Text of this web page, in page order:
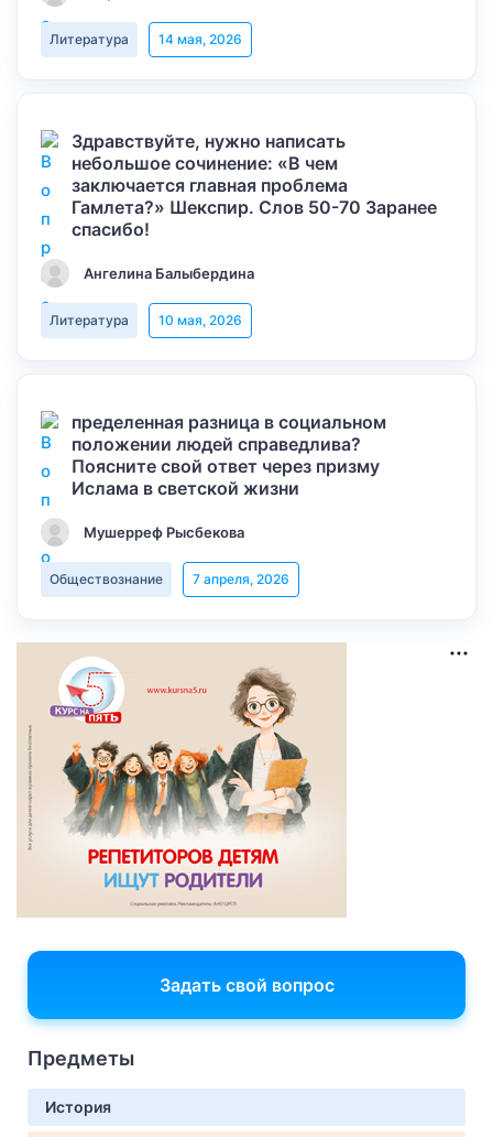
Литература 14 мая, 2026
Здравствуйте, нужно написать
небольшое сочинение: «В чем
заключается главная проблема
Гамлета?» Шекспир. Слов 50-70 Заранее
спасибо!
Ангелина Балыбердина
Литература 10 мая, 2026
пределенная разница в социальном
положении людей справедлива?
Поясните свой ответ через призму
Ислама в светской жизни
Мушерреф Рысбекова
Обществознание 7 апреля, 2026
Задать свой вопрос
Предметы
История